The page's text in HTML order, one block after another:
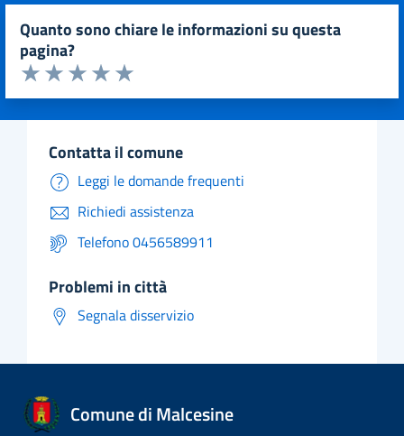
quanto sono chiare le informazioni su questa
pagina?
Valuta da 1 a 5 stelle la pagina
Valuta 5 stelle su 5
Valuta 4 stelle su 5
Valuta 3 stelle su 5
Valuta 2 stelle su 5
Valuta 1 stelle su 5
contatta il comune
Leggi le domande frequenti
Richiedi assistenza
Telefono 0456589911
problemi in città
Segnala disservizio
Comune di Malcesine